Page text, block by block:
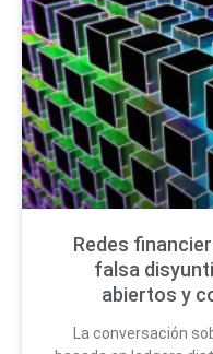
Redes
falsa
abiertos y
La conversación